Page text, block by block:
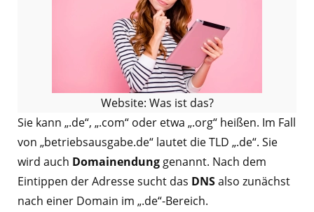
Website: Was ist das?
Sie kann „.de“, „.com“ oder etwa „.org“ heißen. Im Fall
von „betriebsausgabe.de“ lautet die TLD „.de“. Sie
wird auch Domainendung genannt. Nach dem
Eintippen der Adresse sucht das DNSalso zunächst
nach einer Domain im „.de“-Bereich.